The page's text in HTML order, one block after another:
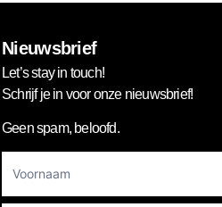
Nieuwsbrief
Let’s stay in touch!
Schrijf je in voor onze nieuwsbrief!
Geen spam, beloofd.
Newsletter